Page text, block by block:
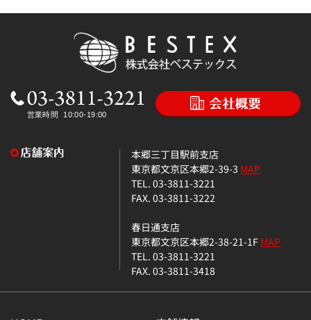
本郷三丁目駅前支店
東京都文京区本郷2-39-3 MAP
TEL. 03-3811-3221
FAX. 03-3811-3222
春日通支店
東京都文京区本郷2-38-21-1FMAP
TEL. 03-3811-3221
FAX. 03-3811-3418